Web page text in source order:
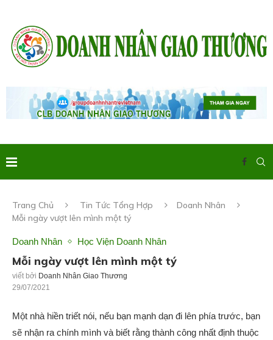
Trang Chủ Tin Tức Tổng Hợp
Doanh Nhân
Mỗi ngày vượt lên mình một tý
Doanh Nhân Học Viện Doanh Nhân
Mỗi ngày vượt lên mình một tý
viết bởi Doanh Nhân Giao Thương
29/07/2021
Một nhà hiền triết nói, nếu bạn mạnh dạn đi lên phía trước, bạn
sẽ nhận ra chính mình và biết rằng thành công nhất định thuộc